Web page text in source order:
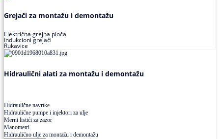
Grejači za montažu i demontažu
Električna grejna ploča
Indukcioni grejači
Rukavice
Hidraulični alati za montažu i demontažu
Hidraulične navrtke
Hidraulične pumpe i injektori za ulje
Merni listići za zazor
Manometri
Hidraulično ulje za montažu i demontažu